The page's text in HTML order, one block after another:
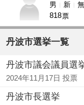
男
新
818票
丹波市選挙一覧
丹波市議会議員選
2024年11月17日 投票
丹波市長選挙